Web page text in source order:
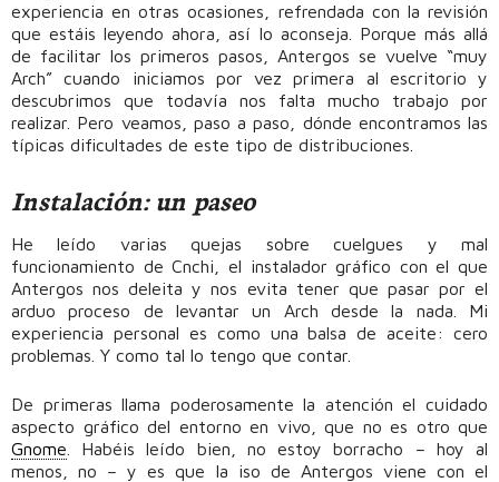
experiencia en otras ocasiones, refrendada con la revisión
que estáis leyendo ahora, así lo aconseja. Porque más allá
de facilitar los primeros pasos, Antergos se vuelve “muy
Arch” cuando iniciamos por vez primera al escritorio y
descubrimos que todavía nos falta mucho trabajo por
realizar. Pero veamos, paso a paso, dónde encontramos las
típicas dificultades de este tipo de distribuciones.
Instalación: un paseo
He leído varias quejas sobre cuelgues y mal
funcionamiento de Cnchi, el instalador gráfico con el que
Antergos nos deleita y nos evita tener que pasar por el
arduo proceso de levantar un Arch desde la nada. Mi
experiencia personal es como una balsa de aceite: cero
problemas. Y como tal lo tengo que contar.
De primeras llama poderosamente la atención el cuidado
aspecto gráfico del entorno en vivo, que no es otro que
Gnome . Habéis leído bien, no estoy borracho – hoy al
menos, no – y es que la iso de Antergos viene con el